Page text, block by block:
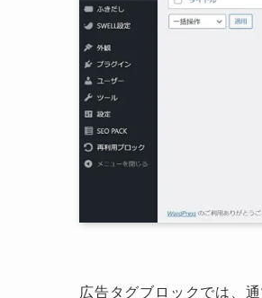
広告タグブロックでは、